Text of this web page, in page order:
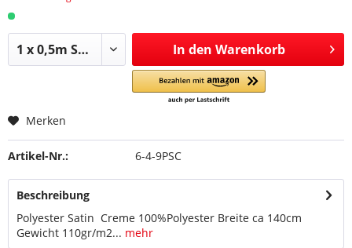
In den Warenkorb
Merken
Artikel-Nr.: 6-4-9PSC
Beschreibung
Polyester Satin Creme 100%Polyester Breite ca 140cm
Gewicht 110gr/m2... mehr